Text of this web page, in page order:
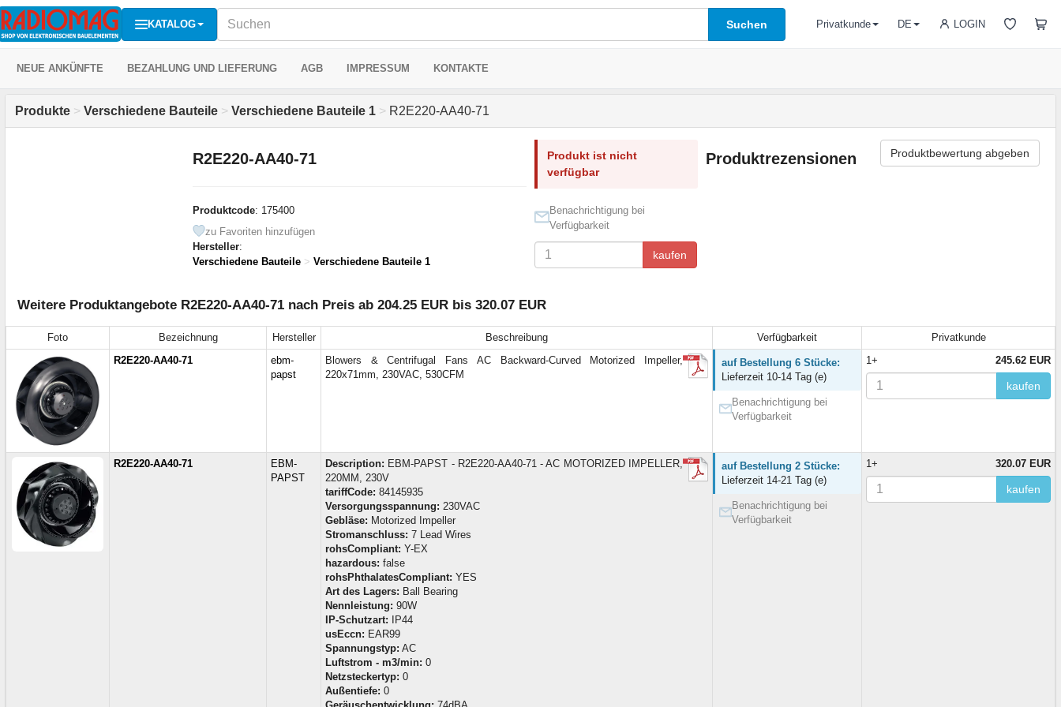
KATALOG Suchen LOGIN
Privatkunde DE
NEUE ANKÜNFTE BEZAHLUNG UND LIEFERUNG AGB IMPRESSUM KONTAKTE
Produkte > Verschiedene Bauteile > Verschiedene Bauteile 1 > R2E220-AA40-71
R2E220-AA40-71
Produktcode: 175400
zu Favoriten hinzufügen
Hersteller:
Verschiedene Bauteile > Verschiedene Bauteile 1
Produkt ist nicht
verfügbar
Benachrichtigung bei
Verfügbarkeit
kaufen
Produktrezensionen Produktbewertung abgeben
Weitere Produktangebote R2E220-AA40-71 nach Preis ab 204.25 EUR bis 320.07 EUR
Foto Bezeichnung Hersteller Beschreibung Verfügbarkeit
Privatkunde
R2E220-AA40-71
ebm-
papst
Blowers & Centrifugal Fans AC Backward-Curved Motorized Impeller,
220x71mm, 230VAC, 530CFM
auf Bestellung 6 Stücke:
Lieferzeit 10-14 Tag (e)
Benachrichtigung bei
Verfügbarkeit
1+ 245.62 EUR
kaufen
R2E220-AA40-71
EBM-
PAPST
Description: EBM-PAPST - R2E220-AA40-71 - AC MOTORIZED IMPELLER,
220MM, 230V
tariffCode: 84145935
Versorgungsspannung: 230VAC
Gebläse: Motorized Impeller
Stromanschluss: 7 Lead Wires
rohsCompliant: Y-EX
hazardous: false
rohsPhthalatesCompliant: YES
Art des Lagers: Ball Bearing
Nennleistung: 90W
IP-Schutzart: IP44
usEccn: EAR99
Spannungstyp: AC
Luftstrom - m3/min: 0
Netzsteckertyp: 0
Außentiefe: 0
auf Bestellung 2 Stücke:
Lieferzeit 14-21 Tag (e)
Benachrichtigung bei
Verfügbarkeit
1+ 320.07 EUR
kaufen